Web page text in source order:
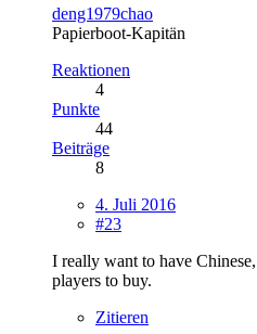
deng1979chao
Papierboot-Kapitän
Reaktionen
4
Punkte
44
Beiträge
8
4. Juli 2016
#23
I really want to have
players to buy.
Zitieren